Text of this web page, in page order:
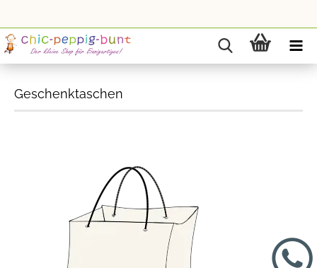
Geschenktaschen